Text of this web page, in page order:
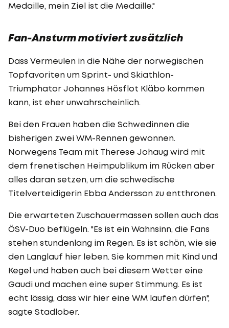
Medaille, mein Ziel ist die Medaille."
Fan-Ansturm motiviert zusätzlich
Dass Vermeulen in die Nähe der norwegischen
Topfavoriten um Sprint- und Skiathlon-
Triumphator Johannes Hösflot Kläbo kommen
kann, ist eher unwahrscheinlich.
Bei den Frauen haben die Schwedinnen die
bisherigen zwei WM-Rennen gewonnen.
Norwegens Team mit Therese Johaug wird mit
dem frenetischen Heimpublikum im Rücken aber
alles daran setzen, um die schwedische
Titelverteidigerin Ebba Andersson zu entthronen.
Die erwarteten Zuschauermassen sollen auch das
ÖSV-Duo beflügeln. "Es ist ein Wahnsinn, die Fans
stehen stundenlang im Regen. Es ist schön, wie sie
den Langlauf hier leben. Sie kommen mit Kind und
Kegel und haben auch bei diesem Wetter eine
Gaudi und machen eine super Stimmung. Es ist
echt lässig, dass wir hier eine WM laufen dürfen",
sagte Stadlober.